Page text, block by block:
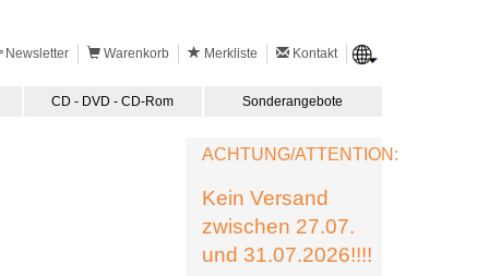
Newsletter Warenkorb Merkliste Kontakt
CD - DVD - CD-Rom Sonderangebote
ACHTUNG/ATTENTION:
Kein Versand
zwischen 27.07.
und 31.07.2026!!!!